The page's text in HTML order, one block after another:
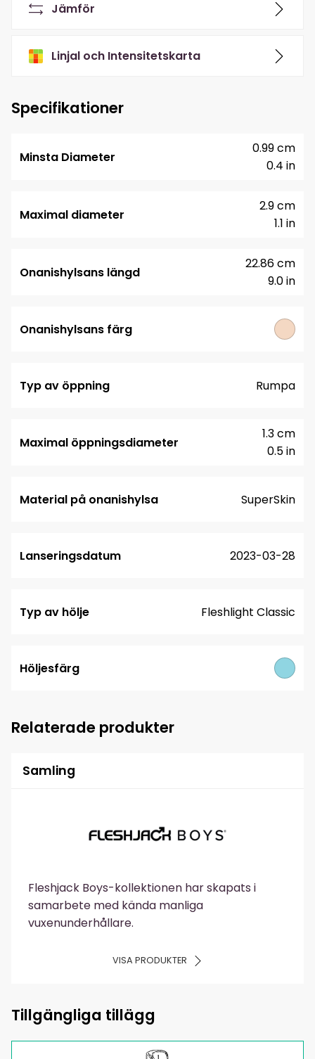
Jämför
Linjal och Intensitetskarta
Specifikationer
Minsta Diameter
0.4 in
0.99 cm
Maximal diameter
1.1 in
2.9 cm
Onanishylsans längd
9.0 in
22.86 cm
Onanishylsans färg
Typ av öppning Rumpa
Maximal öppningsdiameter
0.5 in
1.3 cm
Material på onanishylsa SuperSkin
Lanseringsdatum 2023-03-28
Typ av hölje Fleshlight Classic
Höljesfärg
Relaterade produkter
Samling
Fleshjack Boys-kollektionen har skapats i
samarbete med kända manliga
vuxenunderhållare.
VISA PRODUKTER
Tillgängliga tillägg